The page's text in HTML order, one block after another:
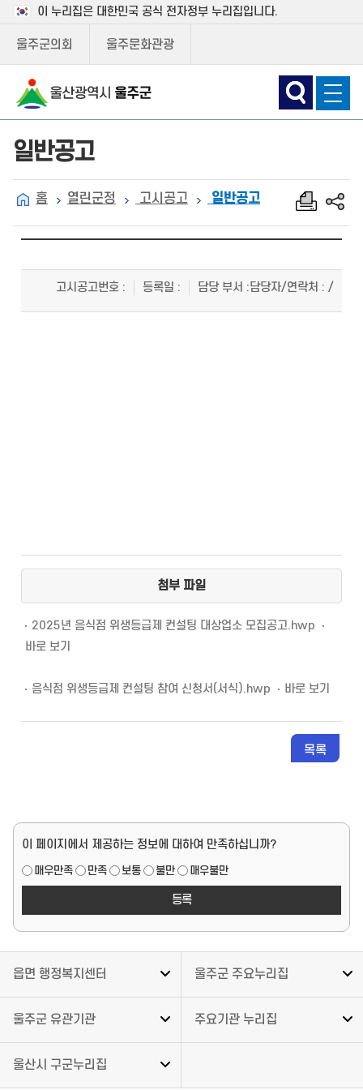
이 누리집은 대한민국 공식 전자정부 누리집입니다.
울주군의회 울주문화관광
일반공고
홈 열린군정 고시공고 일반공고
고시공고번호 : 등록일 : 담당 부서 :담당자/연락처 : /
첨부 파일
2025년 음식점 위생등급제 컨설팅 대상업소 모집공고.hwp
바로 보기
음식점 위생등급제 컨설팅 참여 신청서(서식).hwp 바로 보기
목록
페이지 만족도
이 페이지에서 제공하는 정보에 대하여 만족하십니까?
매우만족 만족 보통 불만 매우불만
읍면 행정복지센터 울주군 주요누리집
울주군 유관기관 주요기관 누리집
울산시 구군누리집